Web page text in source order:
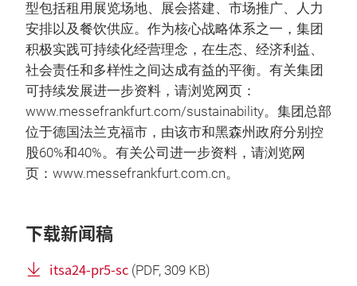
型包括租用展览场地、展会搭建、市场推广、人力
安排以及餐饮供应。作为核心战略体系之一，集团
积极实践可持续化经营理念，在生态、经济利益、
社会责任和多样性之间达成有益的平衡。有关集团
可持续发展进一步资料，请浏览网页：
www.messefrankfurt.com/sustainability。集团总部
位于德国法兰克福市，由该市和黑森州政府分别控
股60%和40%。有关公司进一步资料，请浏览网
页：www.messefrankfurt.com.cn。
下载新闻稿
itsa24-pr5-sc (PDF, 309 KB)